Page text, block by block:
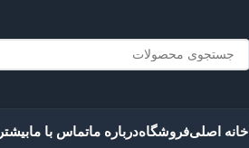
خانه اصلیفروشگاهدرباره ماتماس با مابیشتر